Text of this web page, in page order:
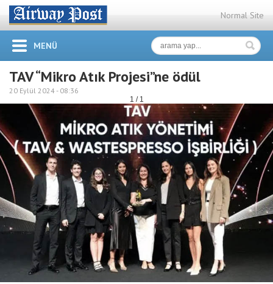
Normal Site
MENÜ
TAV “Mikro Atık Projesi”ne ödül
20 Eylül 2024 - 08:36
1 / 1